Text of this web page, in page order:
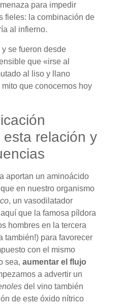
para impedir
fieles: la combinación de
al infierno.
se fueron desde
que «irse al
al liso y llano
que conocemos hoy
relación y
aportan un aminoácido
que en nuestro organismo
, un vasodilatador
que la famosa píldora
hombres en la tercera
también!) para favorecer
con el mismo
sea, aumentar el flujo
a advertir un
del vino también
de este óxido nítrico